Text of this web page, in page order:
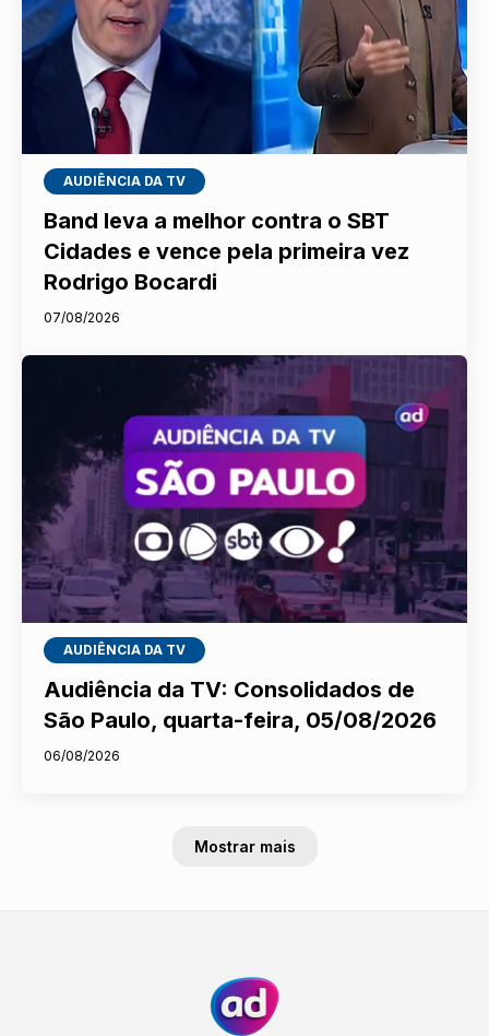
AUDIÊNCIA DA TV
Band leva a melhor contra o SBT
Cidades e vence pela primeira vez
Rodrigo Bocardi
07/08/2026
AUDIÊNCIA DA TV
Audiência da TV: Consolidados de
São Paulo, quarta-feira, 05/08/2026
06/08/2026
Mostrar mais